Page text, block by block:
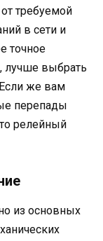
требуемой
в сети и
точное
лучше выбрать
Если же вам
перепады
релейный
из основных